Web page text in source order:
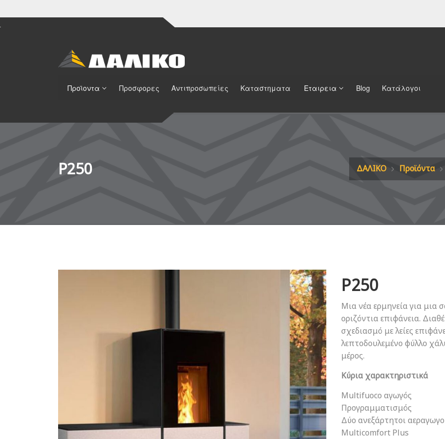
Προϊοντα Προσφορες Αντιπροσωπείες Καταστηματα Εταιρεια Blog Κατάλογοι
P250 ΔΑΛΙΚΟ Προϊόντα
P250
Μια νέα ερμηνεία για μια
οριζόντια επιφάνεια.
σχεδιασμό με λείες
λεπτοδουλεμένο φύλλο
μέρος.
Κύρια χαρακτηριστικά
Multifuoco αγωγός
Προγραμματισμός
Δύο ανεξάρτητοι
Multicomfort Plus